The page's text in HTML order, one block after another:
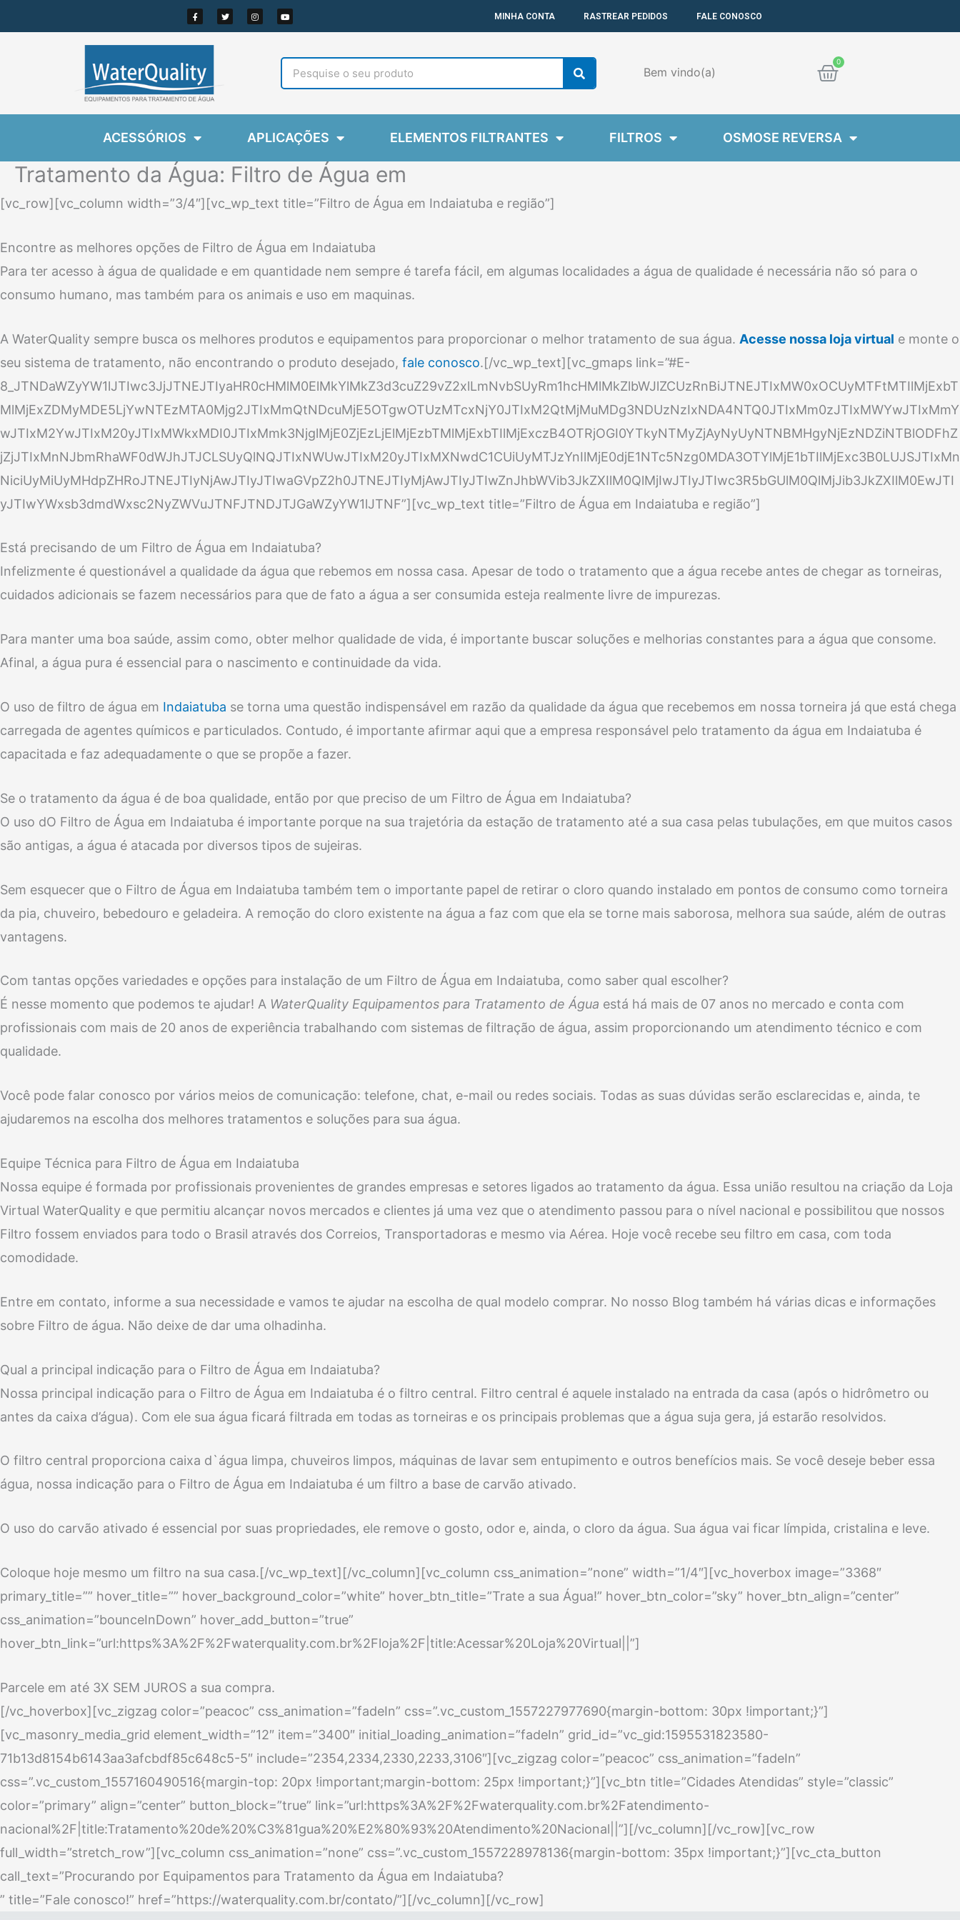
para
F
a
c
e
b
k
-
f
T
w
i
t
I
n
s
t
Y
o
u
t
e
MINHA CONTA RASTREAR PEDIDOS FALE CONOSCO
Search
Bem vindo(a) Cart
ACESSÓRIOS APLICAÇÕES ELEMENTOS FILTRANTES FILTROS OSMOSE REVERSA
Tratamento da Água: Filtro de Água em
[vc_row][vc_column width=”3/4″][vc_wp_text title=”Filtro de Água em Indaiatuba e região”]
Encontre as melhores opções de Filtro de Água em Indaiatuba
Para ter acesso à água de qualidade e em quantidade nem sempre é tarefa fácil, em algumas localidades a água de qualidade é necessária não só para o
consumo humano, mas também para os animais e uso em maquinas.
A WaterQuality sempre busca os melhores produtos e equipamentos para proporcionar o melhor tratamento de sua água. Acesse nossa loja virtual e monte o
seu sistema de tratamento, não encontrando o produto desejado, fale conosco.[/vc_wp_text][vc_gmaps link=”#E-
8_JTNDaWZyYW1lJTIwc3JjJTNEJTIyaHR0cHMlM0ElMkYlMkZ3d3cuZ29vZ2xlLmNvbSUyRm1hcHMlMkZlbWJlZCUzRnBiJTNEJTIxMW0xOCUyMTFtMTIlMjExbT
MlMjExZDMyMDE5LjYwNTEzMTA0Mjg2JTIxMmQtNDcuMjE5OTgwOTUzMTcxNjY0JTIxM2QtMjMuMDg3NDUzNzIxNDA4NTQ0JTIxMm0zJTIxMWYwJTIxMmY
wJTIxM2YwJTIxM20yJTIxMWkxMDI0JTIxMmk3NjglMjE0ZjEzLjElMjEzbTMlMjExbTIlMjExczB4OTRjOGI0YTkyNTMyZjAyNyUyNTNBMHgyNjEzNDZiNTBlODFhZ
jZjJTIxMnNJbmRhaWF0dWJhJTJCLSUyQlNQJTIxNWUwJTIxM20yJTIxMXNwdC1CUiUyMTJzYnIlMjE0djE1NTc5Nzg0MDA3OTYlMjE1bTIlMjExc3B0LUJSJTIxMn
NiciUyMiUyMHdpZHRoJTNEJTIyNjAwJTIyJTIwaGVpZ2h0JTNEJTIyMjAwJTIyJTIwZnJhbWVib3JkZXIlM0QlMjIwJTIyJTIwc3R5bGUlM0QlMjJib3JkZXIlM0EwJTI
yJTIwYWxsb3dmdWxsc2NyZWVuJTNFJTNDJTJGaWZyYW1lJTNF”][vc_wp_text title=”Filtro de Água em Indaiatuba e região”]
Está precisando de um Filtro de Água em Indaiatuba?
Infelizmente é questionável a qualidade da água que rebemos em nossa casa. Apesar de todo o tratamento que a água recebe antes de chegar as torneiras,
cuidados adicionais se fazem necessários para que de fato a água a ser consumida esteja realmente livre de impurezas.
Para manter uma boa saúde, assim como, obter melhor qualidade de vida, é importante buscar soluções e melhorias constantes para a água que consome.
Afinal, a água pura é essencial para o nascimento e continuidade da vida.
O uso de filtro de água em Indaiatuba se torna uma questão indispensável em razão da qualidade da água que recebemos em nossa torneira já que está chega
carregada de agentes químicos e particulados. Contudo, é importante afirmar aqui que a empresa responsável pelo tratamento da água em Indaiatuba é
capacitada e faz adequadamente o que se propõe a fazer.
Se o tratamento da água é de boa qualidade, então por que preciso de um Filtro de Água em Indaiatuba?
O uso dO Filtro de Água em Indaiatuba é importante porque na sua trajetória da estação de tratamento até a sua casa pelas tubulações, em que muitos casos
são antigas, a água é atacada por diversos tipos de sujeiras.
Sem esquecer que o Filtro de Água em Indaiatuba também tem o importante papel de retirar o cloro quando instalado em pontos de consumo como torneira
da pia, chuveiro, bebedouro e geladeira. A remoção do cloro existente na água a faz com que ela se torne mais saborosa, melhora sua saúde, além de outras
vantagens.
Com tantas opções variedades e opções para instalação de um Filtro de Água em Indaiatuba, como saber qual escolher?
É nesse momento que podemos te ajudar! A WaterQuality Equipamentos para Tratamento de Água está há mais de 07 anos no mercado e conta com
profissionais com mais de 20 anos de experiência trabalhando com sistemas de filtração de água, assim proporcionando um atendimento técnico e com
qualidade.
Você pode falar conosco por vários meios de comunicação: telefone, chat, e-mail ou redes sociais. Todas as suas dúvidas serão esclarecidas e, ainda, te
ajudaremos na escolha dos melhores tratamentos e soluções para sua água.
Equipe Técnica para Filtro de Água em Indaiatuba
Nossa equipe é formada por profissionais provenientes de grandes empresas e setores ligados ao tratamento da água. Essa união resultou na criação da Loja
Virtual WaterQuality e que permitiu alcançar novos mercados e clientes já uma vez que o atendimento passou para o nível nacional e possibilitou que nossos
Filtro fossem enviados para todo o Brasil através dos Correios, Transportadoras e mesmo via Aérea. Hoje você recebe seu filtro em casa, com toda
comodidade.
Entre em contato, informe a sua necessidade e vamos te ajudar na escolha de qual modelo comprar. No nosso Blog também há várias dicas e informações
sobre Filtro de água. Não deixe de dar uma olhadinha.
Qual a principal indicação para o Filtro de Água em Indaiatuba?
Nossa principal indicação para o Filtro de Água em Indaiatuba é o filtro central. Filtro central é aquele instalado na entrada da casa (após o hidrômetro ou
antes da caixa d’água). Com ele sua água ficará filtrada em todas as torneiras e os principais problemas que a água suja gera, já estarão resolvidos.
O filtro central proporciona caixa d`água limpa, chuveiros limpos, máquinas de lavar sem entupimento e outros benefícios mais. Se você deseje beber essa
água, nossa indicação para o Filtro de Água em Indaiatuba é um filtro a base de carvão ativado.
O uso do carvão ativado é essencial por suas propriedades, ele remove o gosto, odor e, ainda, o cloro da água. Sua água vai ficar límpida, cristalina e leve.
Coloque hoje mesmo um filtro na sua casa.[/vc_wp_text][/vc_column][vc_column css_animation=”none” width=”1/4″][vc_hoverbox image=”3368″
primary_title=”” hover_title=”” hover_background_color=”white” hover_btn_title=”Trate a sua Água!” hover_btn_color=”sky” hover_btn_align=”center”
css_animation=”bounceInDown” hover_add_button=”true”
hover_btn_link=”url:https%3A%2F%2Fwaterquality.com.br%2Floja%2F|title:Acessar%20Loja%20Virtual||”]
Parcele em até 3X SEM JUROS a sua compra.
[/vc_hoverbox][vc_zigzag color=”peacoc” css_animation=”fadeIn” css=”.vc_custom_1557227977690{margin-bottom: 30px !important;}”]
[vc_masonry_media_grid element_width=”12″ item=”3400″ initial_loading_animation=”fadeIn” grid_id=”vc_gid:1595531823580-
71b13d8154b6143aa3afcbdf85c648c5-5″ include=”2354,2334,2330,2233,3106″][vc_zigzag color=”peacoc” css_animation=”fadeIn”
css=”.vc_custom_1557160490516{margin-top: 20px !important;margin-bottom: 25px !important;}”][vc_btn title=”Cidades Atendidas” style=”classic”
color=”primary” align=”center” button_block=”true” link=”url:https%3A%2F%2Fwaterquality.com.br%2Fatendimento-
nacional%2F|title:Tratamento%20de%20%C3%81gua%20%E2%80%93%20Atendimento%20Nacional||”][/vc_column][/vc_row][vc_row
full_width=”stretch_row”][vc_column css_animation=”none” css=”.vc_custom_1557228978136{margin-bottom: 35px !important;}”][vc_cta_button
call_text=”Procurando por Equipamentos para Tratamento da Água em Indaiatuba?
” title=”Fale conosco!” href=”https://waterquality.com.br/contato/”][/vc_column][/vc_row]